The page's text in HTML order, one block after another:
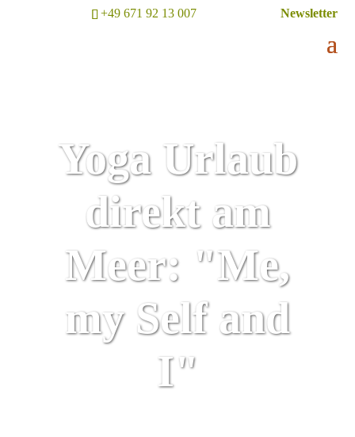
+49 671 92 13 007 Newsletter
Yoga Urlaub
direkt am
Meer: "Me,
my Self and
I"